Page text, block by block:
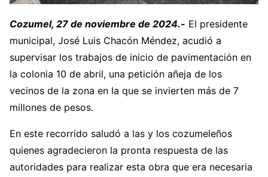
Cozumel, 27 de noviembre de 2024.- El presidente
municipal, José Luis Chacón Méndez, acudió a
supervisar los trabajos de inicio de pavimentación en
la colonia 10 de abril, una petición añeja de los
vecinos de la zona en la que se invierten más de 7
millones de pesos.
En este recorrido saludó a las y los cozumeleños
quienes agradecieron la pronta respuesta de las
autoridades para realizar esta obra que era necesaria